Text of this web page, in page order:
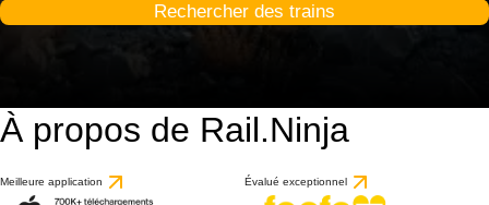
Rechercher des trains
À propos de Rail.Ninja
Meilleure application Évalué exceptionnel